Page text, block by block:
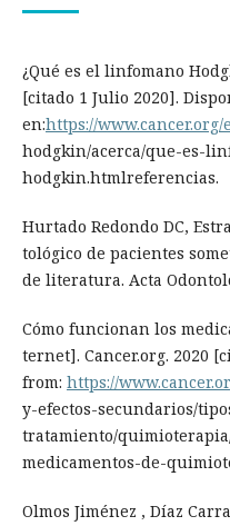
¿Qué es el linfomano
[citado 1 Julio 2020].
en:https://
hodgkin/acerca/que-es-
hodgkin.htmlreferencias.
Hurtado Redondo DC,
tológico de pacientes
de literatura. Acta
Cómo funcionan los
ternet]. Cancer.org. 2020
from: https://
y-efectos-secundarios/
tratamiento/
medicamentos-de-
Olmos Jiménez , Díaz